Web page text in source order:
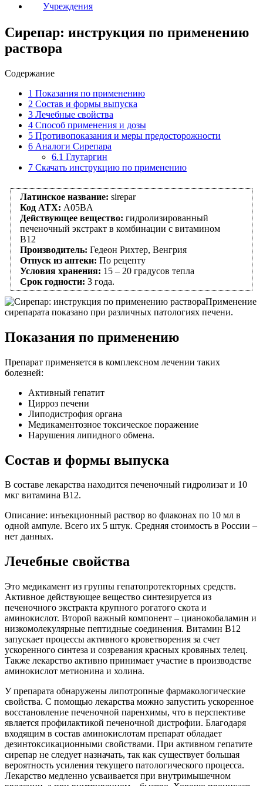
Учреждения
Сирепар: инструкция по применению
раствора
Содержание
1 Показания по применению
2 Состав и формы выпуска
3 Лечебные свойства
4 Способ применения и дозы
5 Противопоказания и меры предосторожности
6 Аналоги Сирепара
6.1 Глутаргин
7 Скачать инструкцию по применению
Латинское название: sirepar
Код АТХ: A05BA
Действующее вещество: гидролизированный
печеночный экстракт в комбинации с витамином
В12
Производитель: Гедеон Рихтер, Венгрия
Отпуск из аптеки: По рецепту
Условия хранения: 15 – 20 градусов тепла
Срок годности: 3 года.
Применение
сирепарата показано при различных патологиях печени.
Показания по применению
Препарат применяется в комплексном лечении таких
болезней:
Активный гепатит
Цирроз печени
Липодистрофия органа
Медикаментозное токсическое поражение
Нарушения липидного обмена.
Состав и формы выпуска
В составе лекарства находится печеночный гидролизат и 10
мкг витамина В12.
Описание: инъекционный раствор во флаконах по 10 мл в
одной ампуле. Всего их 5 штук. Средняя стоимость в России –
нет данных.
Лечебные свойства
Это медикамент из группы гепатопротекторных средств.
Активное действующее вещество синтезируется из
печеночного экстракта крупного рогатого скота и
аминокислот. Второй важный компонент – цианокобаламин и
низкомолекулярные пептидные соединения. Витамин В12
запускает процессы активного кроветворения за счет
ускоренного синтеза и созревания красных кровяных телец.
Также лекарство активно принимает участие в производстве
аминокислот метионина и холина.
У препарата обнаружены липотропные фармакологические
свойства. С помощью лекарства можно запустить ускоренное
восстановление печеночной паренхимы, что в перспективе
является профилактикой печеночной дистрофии. Благодаря
входящим в состав аминокислотам препарат обладает
дезинтоксикационными свойствами. При активном гепатите
сирепар не следует назначать, так как существует большая
вероятность усиления текущего патологического процесса.
Лекарство медленно усваивается при внутримышечном